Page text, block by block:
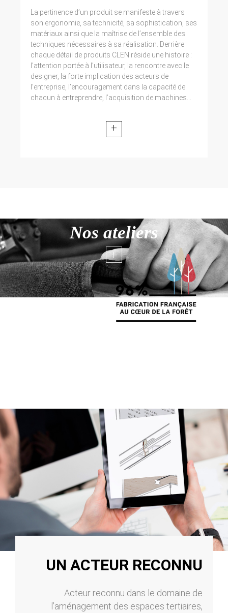
La pertinence d’un produit se manifeste à travers
son ergonomie, sa technicité, sa sophistication, ses
matériaux ainsi que la maîtrise de l’ensemble des
techniques nécessaires à sa réalisation. Derrière
chaque détail de produits CLEN réside une histoire :
l’attention portée à l’utilisateur, la rencontre avec le
designer, la forte implication des acteurs de
l’entreprise, l’encouragement dans la capacité de
chacun à entreprendre, l’acquisition de machines...
+
Nos ateliers
+
UN ACTEUR RECONNU
Acteur reconnu dans le domaine de
l’aménagement des espaces tertiaires,